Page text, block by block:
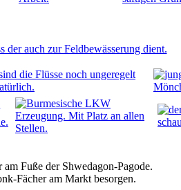
Fuße der Shwedagon-Pagode.
Fächer am Markt besorgen.